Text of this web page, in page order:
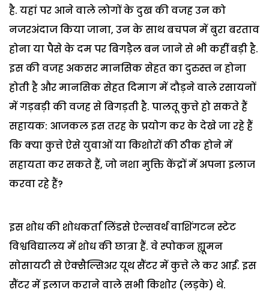
है. यहां पर आने वाले लोगों के दुख की वजह उन को
नजरअंदाज किया जाना, उन के साथ बचपन में बुरा बरताव
होना या पैसे के दम पर बिगड़ैल बन जाने से भी कहीं बड़ी है.
इस की वजह अकसर मानसिक सेहत का दुरुस्त न होना
होती है और मानसिक सेहत दिमाग में दौड़ने वाले रसायनों
में गड़बड़ी की वजह से बिगड़ती है. पालतू कुत्ते हो सकते हैं
सहायक: आजकल इस तरह के प्रयोग कर के देखे जा रहे हैं
कि क्या कुत्ते ऐसे युवाओं या किशोरों की ठीक होने में
सहायता कर सकते हैं, जो नशा मुक्ति केंद्रों में अपना इलाज
करवा रहे हैं?
इस शोध की शोधकर्ता लिंडसे ऐल्सवर्थ वाशिंगटन स्टेट
विश्वविद्यालय में शोध की छात्रा हैं. वे स्पोकन ह्यूमन
सोसायटी से ऐक्सैल्सिअर यूथ सैंटर में कुत्ते ले कर आईं. इस
सैंटर में इलाज कराने वाले सभी किशोर (लड़के) थे.